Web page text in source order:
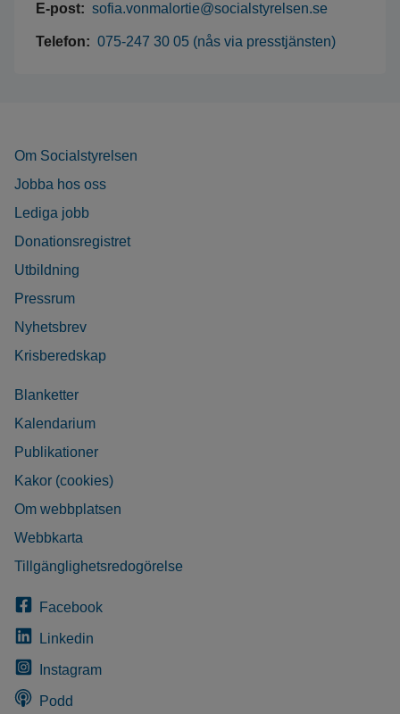
E-post: sofia.vonmalortie@socialstyrelsen.se
Telefon: 075-247 30 05 (nås via presstjänsten)
Om Socialstyrelsen
Jobba hos oss
Lediga jobb
Donationsregistret
Utbildning
Pressrum
Nyhetsbrev
Krisberedskap
Blanketter
Kalendarium
Publikationer
Kakor (cookies)
Om webbplatsen
Webbkarta
Tillgänglighetsredogörelse
Facebook
Linkedin
Instagram
Podd